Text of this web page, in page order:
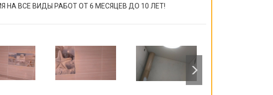
НА ВСЕ ВИДЫ РАБОТ ОТ 6 МЕСЯЦЕВ ДО 10 ЛЕТ!